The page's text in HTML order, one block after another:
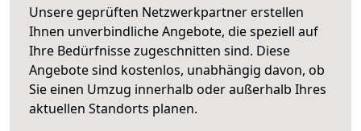
Unsere geprüften Netzwerkpartner erstellen
Ihnen unverbindliche Angebote, die speziell auf
Ihre Bedürfnisse zugeschnitten sind. Diese
Angebote sind kostenlos, unabhängig davon, ob
Sie einen Umzug innerhalb oder außerhalb Ihres
aktuellen Standorts planen.